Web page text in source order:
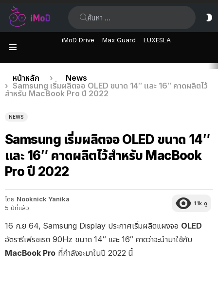
iMoD Drive Max Guard LUXESLA
เรื่อง
ล่าสุด
คุณอยู่ที่นี่:
หน้าหลัก
News
Samsung เริ่มผลิตจอ OLED ขนาด 14″ และ 16″ คาดผลิตไว้
สำหรับ MacBook Pro ปี 2022
NEWS
Samsung เริ่มผลิตจอ OLED ขนาด 14″
และ 16″ คาดผลิตไว้สำหรับ MacBook
Pro ปี 2022
โดย Nooknick Yanika
5 ปีที่แล้ว
1.1k ดู
16 ก.ย 64, Samsung Display ประกาศเริ่มผลิตแผงจอ OLED
อัตรารีเฟรชเรต 90Hz ขนาด 14″ และ 16″ คาดว่าจะนำมาใช้กับ
MacBook Pro ที่กำลังจะมาในปี 2022 นี้